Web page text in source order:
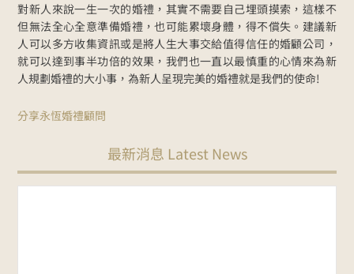
對新人來說一生一次的婚禮，其實不需要自己埋頭摸索，這樣不
但無法全心全意準備婚禮，也可能累壞身體，得不償失。建議新
人可以多方收集資訊或是將人生大事交給值得信任的婚顧公司，
就可以達到事半功倍的效果，我們也一直以最慎重的心情來為新
人規劃婚禮的大小事，為新人呈現完美的婚禮就是我們的使命!
分享永恆婚禮顧問
最新消息 Latest News